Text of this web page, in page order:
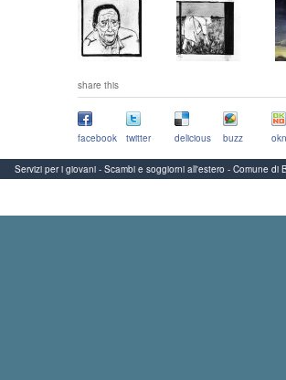
share this
facebook twitter delicious buzz
Servizi per i giovani - Scambi e soggiorni all'estero - Comune